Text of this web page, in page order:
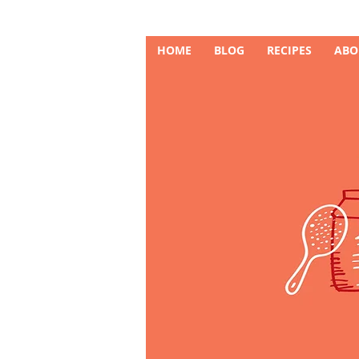
HOME BLOG RECIPES